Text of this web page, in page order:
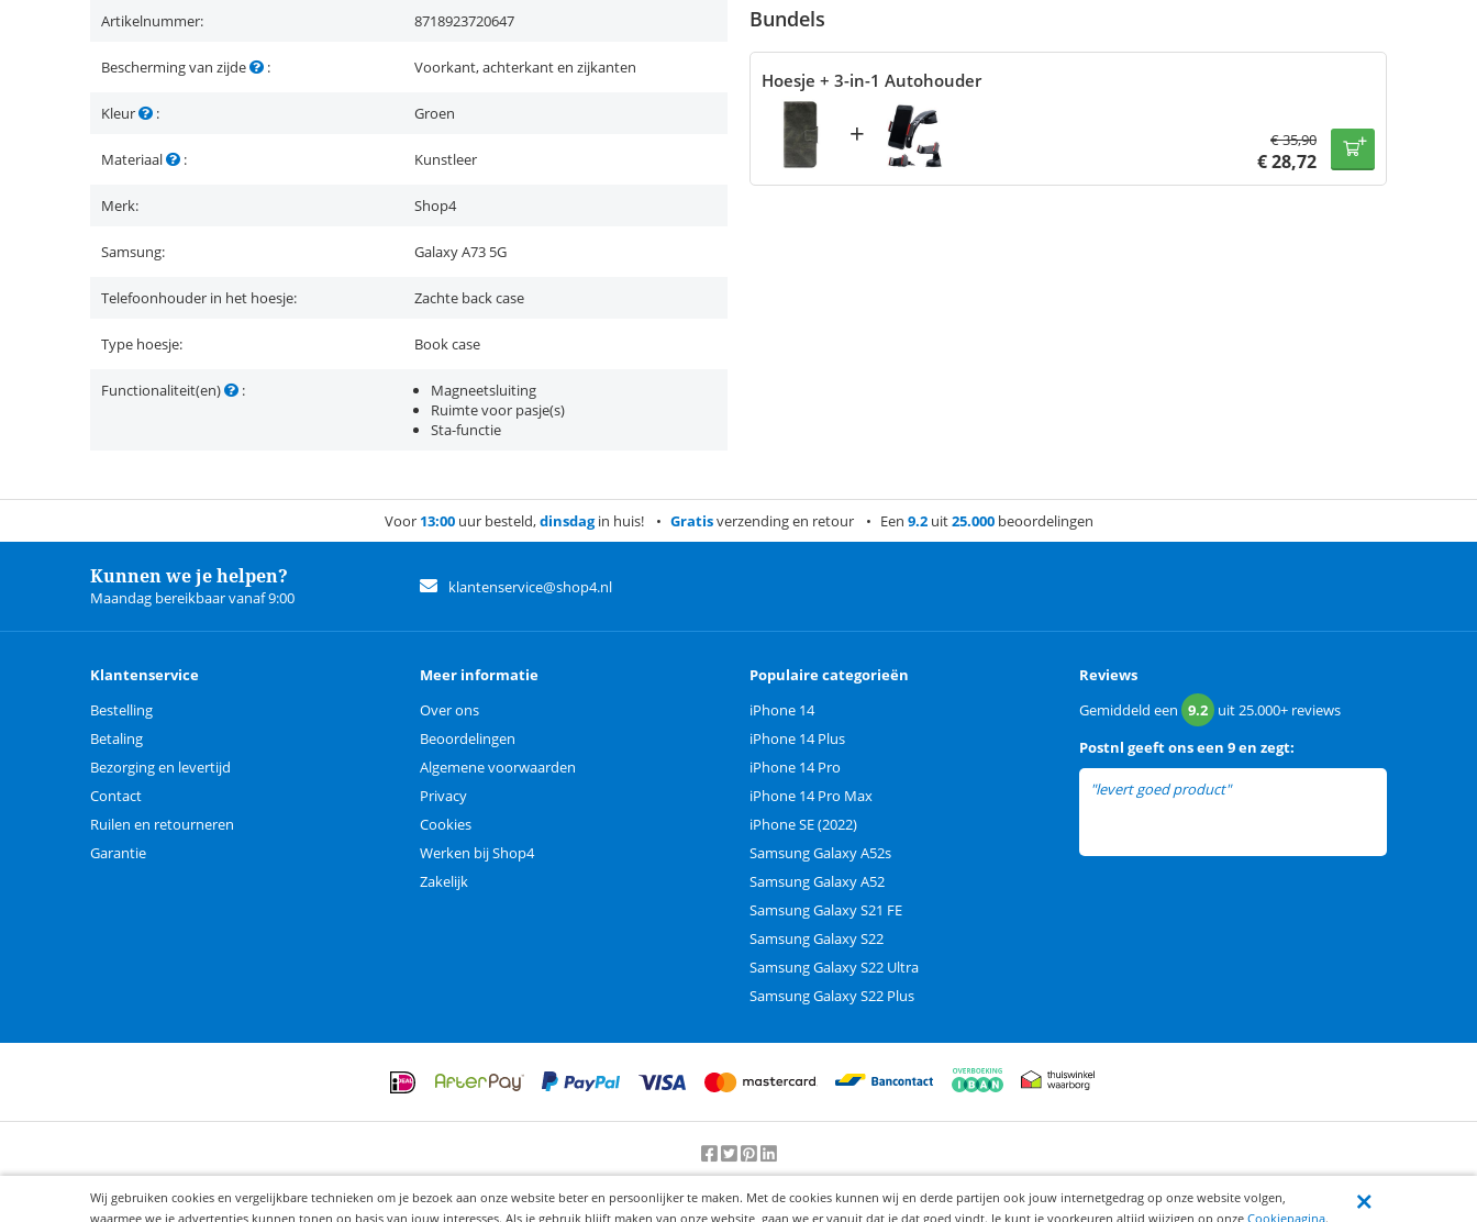
Artikelnummer: 8718923720647
Bescherming van zijde : Voorkant, achterkant en zijkanten
Kleur : Groen
Materiaal : Kunstleer
Merk: Shop4
Samsung: Galaxy A73 5G
Telefoonhouder in het hoesje: Zachte back case
Type hoesje: Book case
Functionaliteit(en) :
Magneetsluiting
Ruimte voor pasje(s)
Sta-functie
Bundels
Hoesje + 3-in-1 Autohouder
+ €35,90
€28,72
Voor 13:00uur besteld,dinsdagin huis! Gratisverzending en retour Een 9.2uit25.000beoordelingen
Kunnen we je helpen?
Maandag bereikbaar vanaf 9:00
klantenservice@shop4.nl
Klantenservice
Bestelling
Betaling
Bezorging en levertijd
Contact
Ruilen en retourneren
Garantie
Meer informatie
Over ons
Beoordelingen
Algemene voorwaarden
Privacy
Cookies
Werken bij Shop4
Zakelijk
Populaire categorieën
iPhone 14
iPhone 14 Plus
iPhone 14 Pro
iPhone 14 Pro Max
iPhone SE (2022)
Samsung Galaxy A52s
Samsung Galaxy A52
Samsung Galaxy S21 FE
Samsung Galaxy S22
Samsung Galaxy S22 Ultra
Samsung Galaxy S22 Plus
Reviews
Gemiddeld een 9.2 uit25.000+ reviews
Postnl geeft ons een 9 en zegt:
"levert goed product"
Beoordeling door klanten:9.2/10-25000beoordelingen
© 2012-2026 Knaak Commerce B.V.
Wij gebruiken cookies en vergelijkbare technieken om je bezoek aan onze website beter en persoonlijker te maken. Met de cookies kunnen wij en derde partijen ook jouw internetgedrag op onze website volgen,
waarmee we je advertenties kunnen tonen op basis van jouw interesses. Als je gebruik blijft maken van onze website, gaan we er vanuit dat je dat goed vindt. Je kunt je voorkeuren altijd wijzigen op onze Cookiepagina.